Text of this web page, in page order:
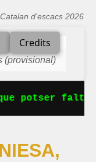
d'escacs 2026
Credits
(provisional)
potser falta